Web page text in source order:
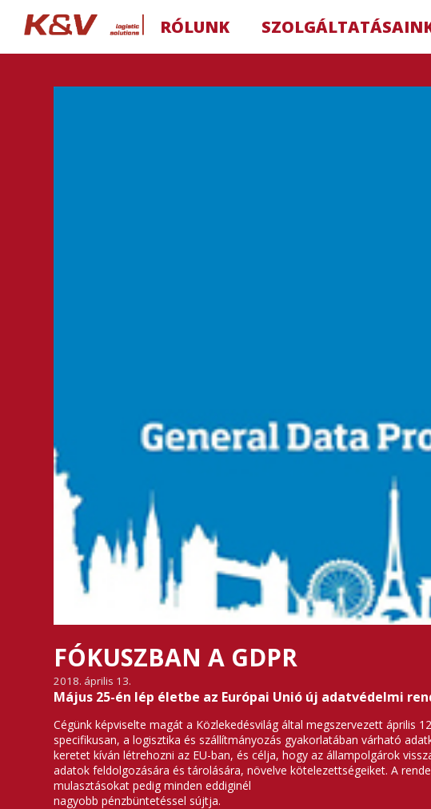
RÓLUNK
FÓKUSZBAN A GDPR
2018. április 13.
Május 25-én lép életbe az Európai Unió új adatvédelmi
Cégünk képviselte magát a Közlekedésvilág által megszervezett április
specifikusan, a logisztika és szállítmányozás gyakorlatában várható
keretet kíván létrehozni az EU-ban, és célja, hogy az állampolgárok
adatok feldolgozására és tárolására, növelve kötelezettségeiket. A
mulasztásokat pedig minden eddiginél
nagyobb pénzbüntetéssel sújtja.